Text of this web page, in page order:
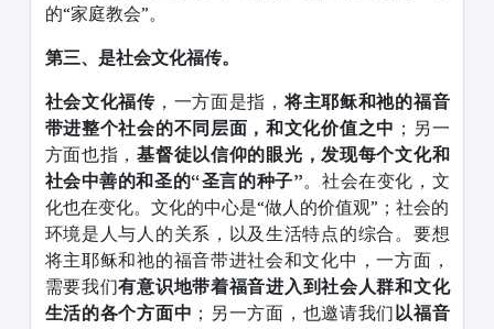
的“家庭教会”。
第三、是社会文化福传。
社会文化福传，一方面是指，将主耶稣和祂的福音
带进整个社会的不同层面，和文化价值之中 ；另一
方面也指，基督徒以信仰的眼光，发现每个文化和
社会中善的和圣的“圣言的种子”。社会在变化，文
化也在变化。文化的中心是“做人的价值观”；社会的
环境是人与人的关系，以及生活特点的综合。要想
将主耶稣和祂的福音带进社会和文化中，一方面，
需要我们有意识地带着福音进入到社会人群和文化
生活的各个方面中 ；另一方面，也邀请我们以福音